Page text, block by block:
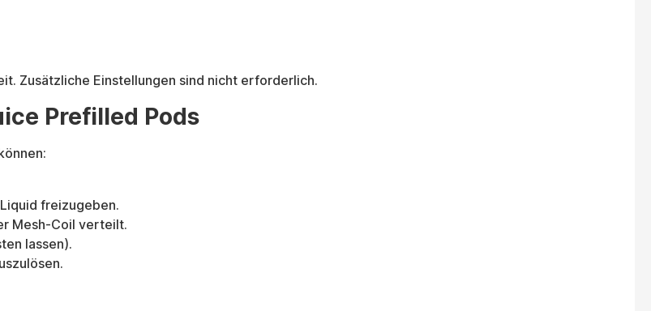
Zusätzliche Einstellungen sind nicht erforderlich.
Prefilled Pods
freizugeben.
Mesh-Coil verteilt.
lassen).